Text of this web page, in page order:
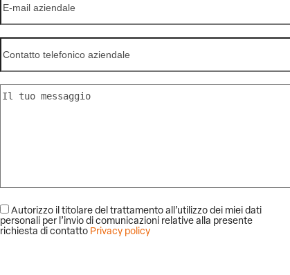
Autorizzo il titolare del trattamento all’utilizzo dei miei dati
personali per l’invio di comunicazioni relative alla presente
richiesta di contatto Privacy policy